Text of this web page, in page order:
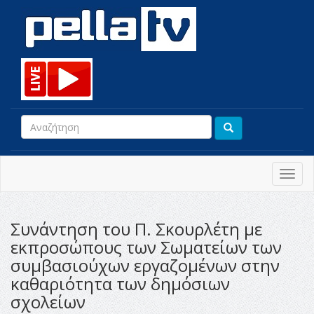
Συνάντηση του Π. Σκουρλέτη με
εκπροσώπους των Σωματείων των
συμβασιούχων εργαζομένων στην
καθαριότητα των δημόσιων
σχολείων